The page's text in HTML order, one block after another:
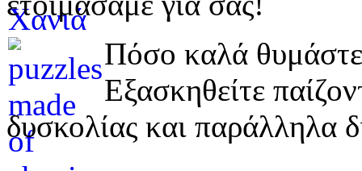
Πόσο καλά
Εξασκηθείτε
δυσκολίας και παράλληλα